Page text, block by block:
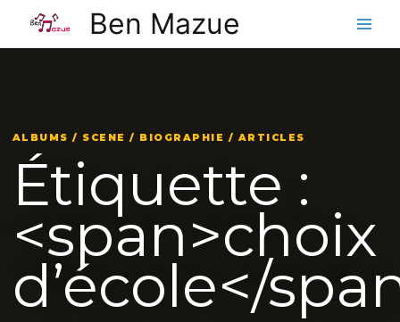
contenu
Ben Mazue
ALBUMS / SCENE / BIOGRAPHIE / ARTICLES
Étiquette :
<span>choix
d’école</